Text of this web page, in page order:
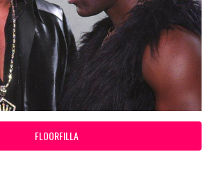
FLOORFILLA